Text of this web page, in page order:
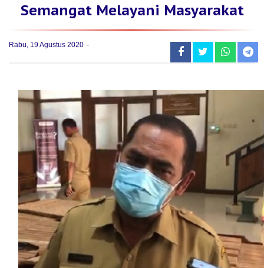
Semangat Melayani Masyarakat
Rabu, 19 Agustus 2020